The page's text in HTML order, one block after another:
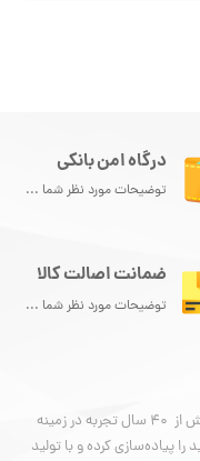
صنایع غذایی شهد شاهنگ با برند تجاری ماسی با بیش از 40 سال تجربه در زمینه
پیاده‌سازی کرده و با تولید
درگاه امن بانکی
توضیحات مورد نظر شما ...
ضمانت اصالت کالا
توضیحات مورد نظر شما ...